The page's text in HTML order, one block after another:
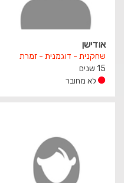
אודישן
שחקנית - דוגמנית - זמרת
15 שנים
לא מחובר